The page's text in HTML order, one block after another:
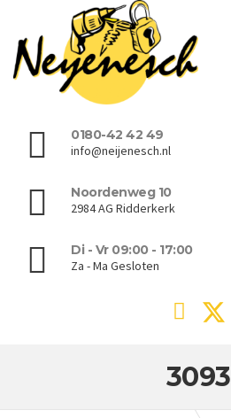
0180-42 42 49
info@neijenesch.nl
Noordenweg 10
2984 AG Ridderkerk
Di - Vr 09:00 - 17:00
Za - Ma Gesloten
3093